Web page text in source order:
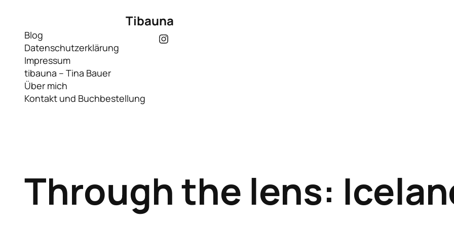
Tibauna
Blog
Datenschutzerklärung
Impressum
tibauna – Tina Bauer
Über mich
Kontakt und Buchbestellung
Instagram
Through the lens: